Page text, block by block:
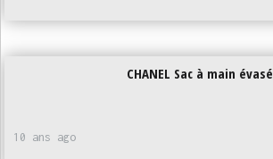
CHANEL Sac à main évasé
10 ans ago